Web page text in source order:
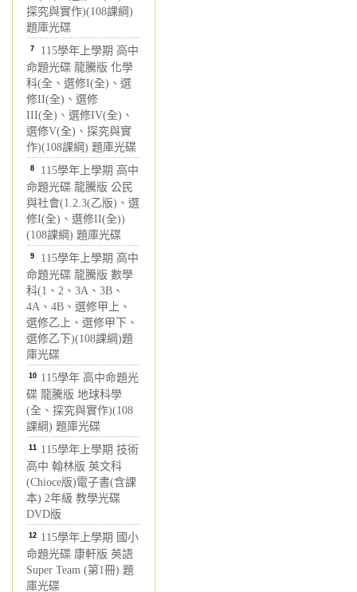
探究與實作)(108課綱)
題庫光碟
7 115學年上學期 高中
命題光碟 龍騰版 化學
科(全、選修I(全)、選
修II(全)、選修
III(全)、選修IV(全)、
選修V(全)、探究與實
作)(108課綱) 題庫光碟
8 115學年上學期 高中
命題光碟 龍騰版 公民
與社會(1.2.3(乙版)、選
修I(全)、選修II(全))
(108課綱) 題庫光碟
9 115學年上學期 高中
命題光碟 龍騰版 數學
科(1、2、3A、3B、
4A、4B、選修甲上、
選修乙上、選修甲下、
選修乙下)(108課綱)題
庫光碟
10 115學年 高中命題光
碟 龍騰版 地球科學
(全、探究與實作)(108
課綱) 題庫光碟
11 115學年上學期 技術
高中 翰林版 英文科
(Chioce版)電子書(含課
本) 2年級 教學光碟
DVD版
12 115學年上學期 國小
命題光碟 康軒版 英語
Super Team (第1冊) 題
庫光碟